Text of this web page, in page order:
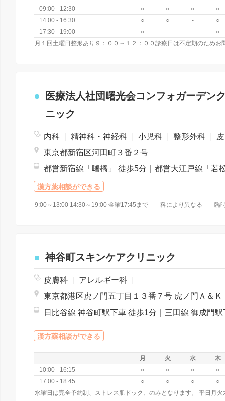
09:00 - 12:30
○ ○ ○
○
14:00 - 16:30
○ ○ -
○
17:30 - 19:00
○ - -
○
月１回土曜日整形あり９：００～１２：００診療日は不定期のためお
医療法人社団曙光会コンフォガーデン
ニック
内科 精神科・神経科 小児科 整形外科
皮膚科
東京都新宿区河田町３番２号
漢方薬相談ができる
9:00～13:00 14:30～19:00 金曜17:45まで 科により異なる 臨
神谷町スキンケアクリニック
皮膚科 アレルギー科
漢方薬相談ができる
月 火 水
木
10:00 - 16:15
○ ○ ○
○
17:00 - 18:45
○ ○ ○ ○